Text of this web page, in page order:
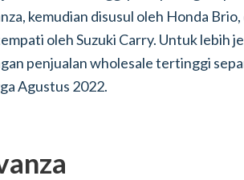
kemudian disusul oleh Honda Brio,
oleh Suzuki Carry. Untuk lebih
penjualan wholesale tertinggi
Agustus 2022.